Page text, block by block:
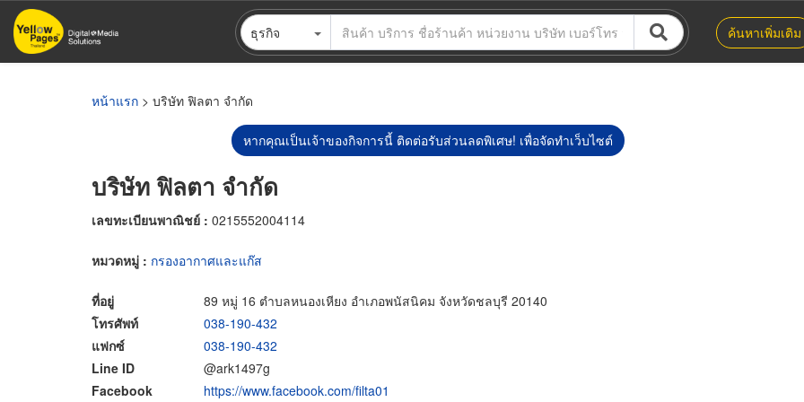
ข้าม
ไป
ธุรกิจ ค้นหาเพิ่มเติม
หน้าแรก > บริษัท ฟิลตา จำกัด
หากคุณเป็นเจ้าของกิจการนี้ ติดต่อรับส่วนลดพิเศษ! เพื่อจัดทำเว็บไซต์
บริษัท ฟิลตา จำกัด
เลขทะเบียนพาณิชย์ : 0215552004114
หมวดหมู่ : กรองอากาศและแก๊ส
ที่อยู่
89 หมู่ 16 ตำบลหนองเหียง อำเภอพนัสนิคม จังหวัดชลบุรี 20140
โทรศัพท์
038-190-432
แฟกซ์
038-190-432
Line ID
@ark1497g
Facebook
https://www.facebook.com/filta01